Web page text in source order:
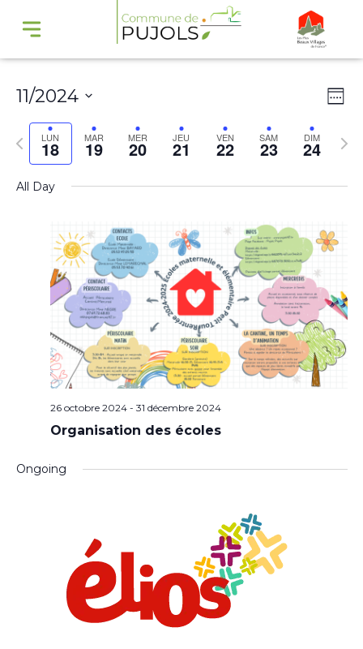
11/2024
Select
date.
LUN
18 MAR
19 MER
20 JEU
21 VEN
22 SAM
23 DIM
24
Previous
All Day
26 octobre 2024- 31 décembre 2024
Organisation des écoles
Ongoing